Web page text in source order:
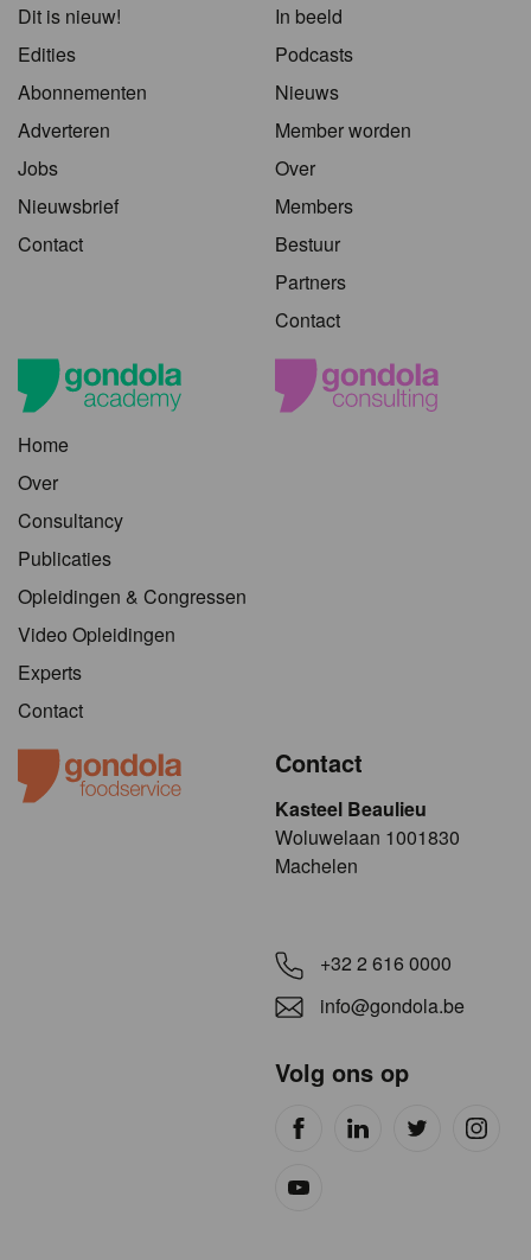
Dit is nieuw!
Edities
Abonnementen
Adverteren
Jobs
Nieuwsbrief
Contact
In beeld
Podcasts
Nieuws
Member worden
Over
Members
Bestuur
Partners
Contact
Home
Over
Consultancy
Publicaties
Opleidingen & Congressen
Video Opleidingen
Experts
Contact
Contact
Kasteel Beaulieu
​​​Woluwelaan 1001830
Machelen
+32 2 616 0000
info@gondola.be
Volg ons op